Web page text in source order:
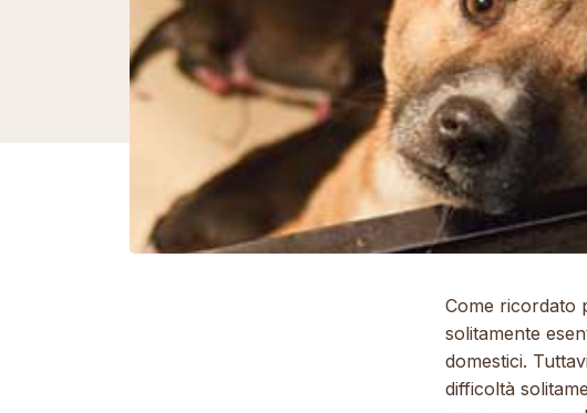
Come ricordato
solitamente
domestici. T
difficoltà